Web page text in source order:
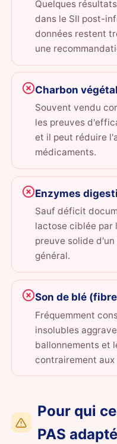
Quelques
dans le SII post-
données restent
une
Charbon
Souvent vendu
les preuves
et il peut réduire
médicaments.
Enzymes
Sauf déficit
lactose ciblée par
preuve solide
général.
Son de blé
Fréquemment
insolubles
ballonnements et
contrairement
Pour qui
PAS adapté